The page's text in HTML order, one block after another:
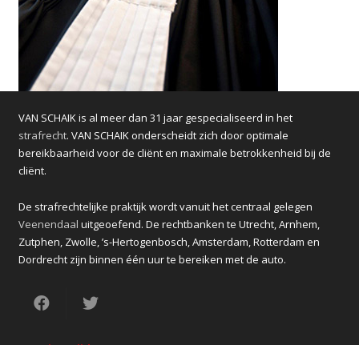
VAN SCHAIK is al meer dan 31 jaar gespecialiseerd in het
strafrecht. VAN SCHAIK onderscheidt zich door optimale
bereikbaarheid voor de cliënt en maximale betrokkenheid bij de
cliënt.
De strafrechtelijke praktijk wordt vanuit het centraal gelegen
Veenendaal uitgeoefend. De rechtbanken te Utrecht, Arnhem,
Zutphen, Zwolle, ’s-Hertogenbosch, Amsterdam, Rotterdam en
Dordrecht zijn binnen één uur te bereiken met de auto.